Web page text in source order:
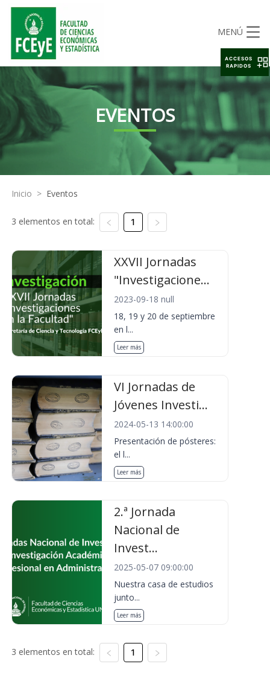
MENÚ
EVENTOS
Inicio > Eventos
3 elementos en total: 1
XXVII Jornadas
"Investigacione...
2023-09-18 null
18, 19 y 20 de septiembre
en l...
Leer más
VI Jornadas de
Jóvenes Investi...
2024-05-13 14:00:00
Presentación de pósteres:
el l...
Leer más
2.ª Jornada
Nacional de
Invest...
2025-05-07 09:00:00
Nuestra casa de estudios
junto...
Leer más
3 elementos en total: 1
ACCESOS
RAPIDOS